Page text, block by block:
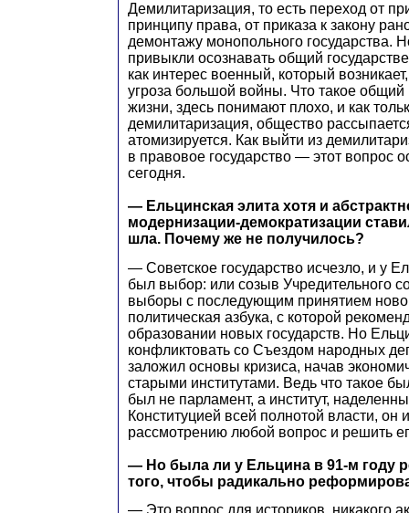
Демилитаризация, то есть переход от
принципу права, от приказа к закону
демонтажу монопольного государства.
привыкли осознавать общий
как интерес военный, который возникает,
угроза большой войны. Что такое
жизни, здесь понимают плохо, и как
демилитаризация, общество
атомизируется. Как выйти из
в правовое государство — этот вопрос
сегодня.
— Ельцинская элита хотя и
модернизации-демократизации
шла. Почему же не получилось?
— Советское государство исчезло, и у
был выбор: или созыв Учредительного
выборы с последующим принятием
политическая азбука, с которой
образовании новых государств. Но
конфликтовать со Съездом народных
заложил основы кризиса, начав
старыми институтами. Ведь что такое
был не парламент, а институт,
Конституцией всей полнотой власти, он
рассмотрению любой вопрос и решить
— Но была ли у Ельцина в 91-м году
того, чтобы радикально
— Это вопрос для историков, никакого